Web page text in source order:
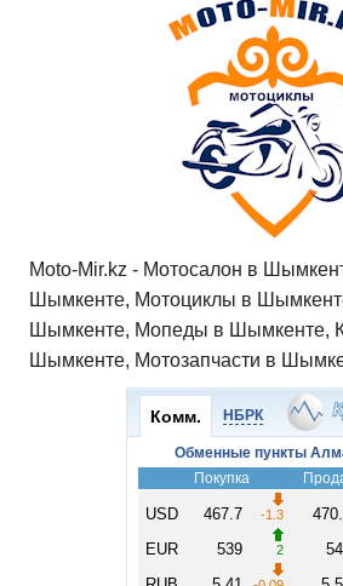
Moto-Mir.kz - Мотосалон в
Шымкенте, Мотоциклы в
Шымкенте, Мопеды в Шымкенте,
Шымкенте, Мотозапчасти в